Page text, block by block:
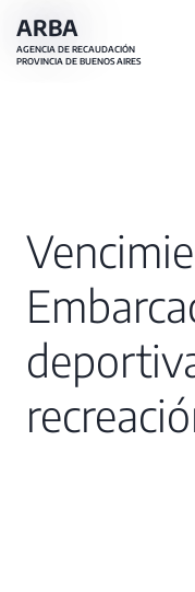
Pasar
al
ARBA
AGENCIA DE RECAUDACIÓN
PROVINCIA DE BUENOS AIRES